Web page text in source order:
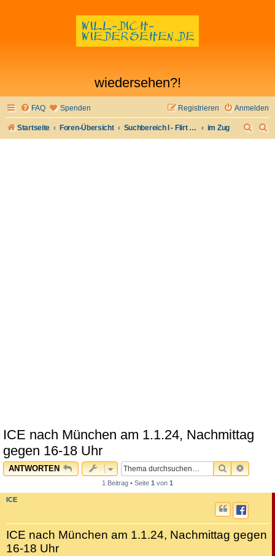
wiedersehen?!
FAQ Spenden Anmelden
Registrieren
Startseite Foren-Übersicht Suchbereich I - Flirt verloren- Flirt wiederfinden im Zug
ICE nach München am 1.1.24, Nachmittag
gegen 16-18 Uhr
ANTWORTEN SUCHE
1 Beitrag • Seite 1 von 1
ICE
ICE nach München am 1.1.24, Nachmittag gegen
16-18 Uhr